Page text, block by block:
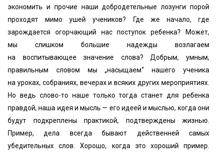
экономить и прочие наши добродетельные лозунги порой
проходят мимо ушей учеников? Где же начало, где
зарождается огорчающий нас поступок ребенка? Может,
мы слишком большие надежды возлагаем
на воспитывающее значение слова? Добрым, умным,
правильным словом мы „насыщаем“ нашего ученика
на уроках, собраниях, вечерах и всяких других мероприятиях.
Но ведь слово-то наше только тогда станет для ребенка
правдой, наша идея и мысль — его идеей и мыслью, когда они
будут подкреплены практикой, подтверждены жизнью.
Пример, дела всегда бывают действенней самых
убедительных слов. Хорошо, когда это хороший пример.